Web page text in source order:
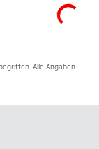
Alle Angaben